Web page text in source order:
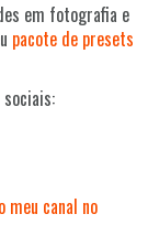
em fotografia e
pacote de presets
sociais:
meu canal no